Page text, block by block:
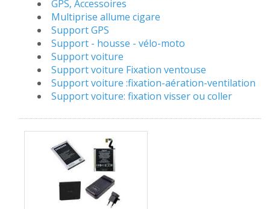
GPS, Accessoires
Multiprise allume cigare
Support GPS
Support - housse - vélo-moto
Support voiture
Support voiture Fixation ventouse
Support voiture :fixation-aération-ventilation
Support voiture: fixation visser ou coller